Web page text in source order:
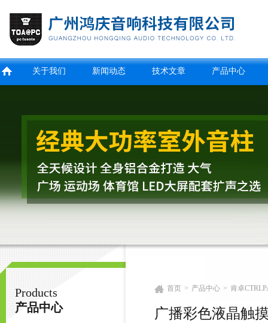
广州鸿庆音响科技有限公司
关于我们 新闻动态 技术文章 产品中心
Products
产品中心
首页 > 产品中心 > 肯卓
广播彩色液晶触